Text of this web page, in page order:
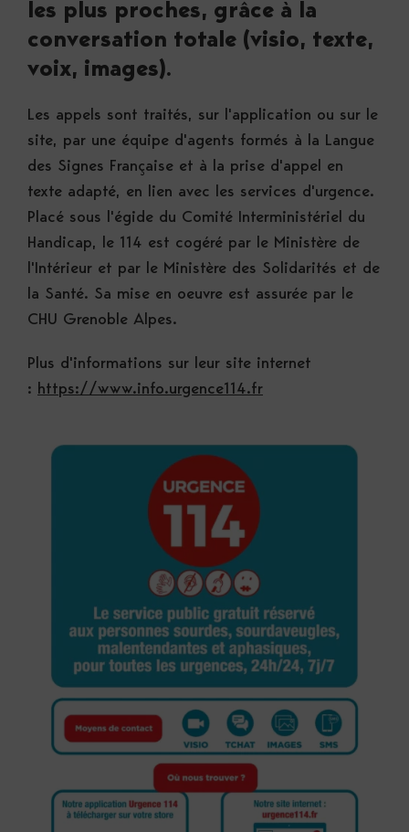
les plus proches, grâce à la
conversation totale (visio, texte,
voix, images).
Les appels sont traités, sur l'application ou sur le
site, par une équipe d'agents formés à la Langue
des Signes Française et à la prise d'appel en
texte adapté, en lien avec les services d'urgence.
Placé sous l'égide du Comité Interministériel du
Handicap, le 114 est cogéré par le Ministère de
l'Intérieur et par le Ministère des Solidarités et de
la Santé. Sa mise en oeuvre est assurée par le
CHU Grenoble Alpes.
Plus d'informations sur leur site internet
: https://www.info.urgence114.fr